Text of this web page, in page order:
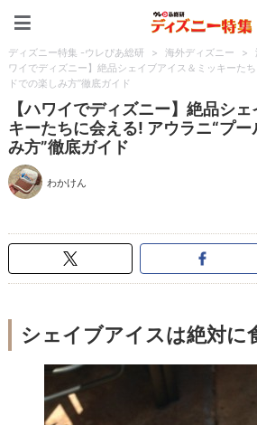
ディズニー特集 -ウレぴあ総研 > 海外ディズニー >
ワイでディズニー】絶品シェイブアイス＆ミッキーた
ドでの楽しみ方”徹底ガイド
【ハワイでディズニー】絶品シ
キーたちに会える! アウラニ“プ
み方”徹底ガイド
わかけん
シェイブアイスは絶対に